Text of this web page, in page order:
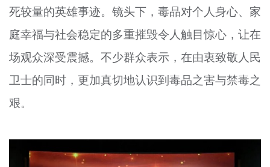
专题
资料库
+
死较量的英雄事迹。镜头下，毒品对个人身心、家
庭幸福与社会稳定的多重摧毁令人触目惊心，让在
场观众深受震撼。不少群众表示，在由衷致敬人民
卫士的同时，更加真切地认识到毒品之害与禁毒之
艰。